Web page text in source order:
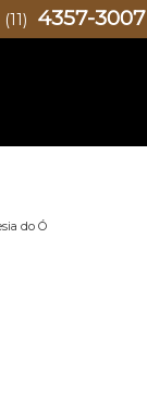
(11) 4357-3007
do Ó